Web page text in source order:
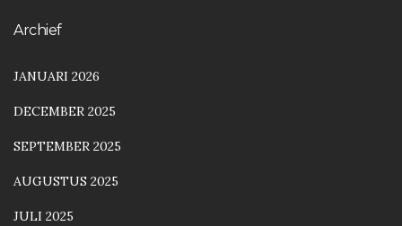
Archief
JANUARI 2026
DECEMBER 2025
SEPTEMBER 2025
AUGUSTUS 2025
JULI 2025